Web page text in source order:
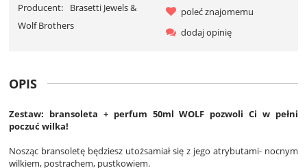
Producent:
Brasetti Jewels &
Wolf Brothers
poleć znajomemu
dodaj opinię
OPIS
Zestaw: bransoleta + perfum 50ml WOLF pozwoli Ci w pełni
poczuć wilka!
Nosząc bransoletę będziesz utożsamiał się z jego atrybutami- nocnym
wilkiem, postrachem, pustkowiem.